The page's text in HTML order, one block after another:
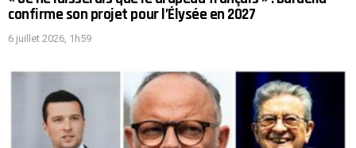
confirme son projet pour l’Élysée en 2027
6 juillet 2026, 1h59